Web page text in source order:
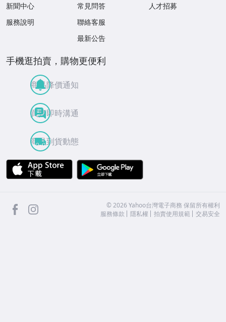
新聞中心
服務說明
常見問答
聯絡客服
最新公告
人才招募
手機逛拍賣，購物更便利
商品降價通知
買賣即時溝通
商品到貨動態
APP Store
facebook ©2026 Yahoo台灣電子商務 保留所有權利
服務條款
隱私權 拍賣使用規範 交易安全